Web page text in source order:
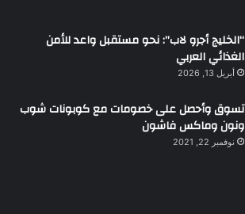
“الخليج أجرو لاب”: نحو مستقبل واعد للأمن
الغذائي العربي
أبريل 13, 2026
تسوق وأحصل على خصومات مع كوبونات شوب
ونون وماكس فاشون
نوفمبر 22, 2021